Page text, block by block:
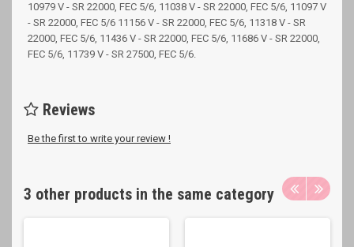
10979 V - SR 22000, FEC 5/6, 11038 V - SR 22000, FEC 5/6, 11097 V
- SR 22000, FEC 5/6 11156 V - SR 22000, FEC 5/6, 11318 V - SR
22000, FEC 5/6, 11436 V - SR 22000, FEC 5/6, 11686 V - SR 22000,
FEC 5/6, 11739 V - SR 27500, FEC 5/6.
Reviews
Be the first to write your review !
3 other products in the same category